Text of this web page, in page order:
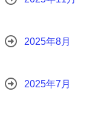
2025年8月
2025年7月